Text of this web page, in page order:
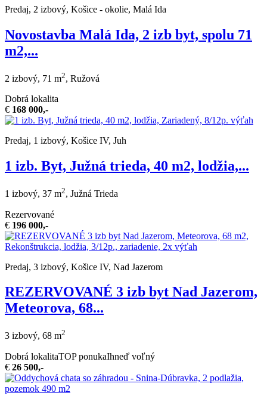
Predaj, 2 izbový, Košice - okolie, Malá Ida
Novostavba Malá Ida, 2 izb byt, spolu 71
m2,...
2 izbový, 71 m2, Ružová
Dobrá lokalita
€ 168 000,-
Predaj, 1 izbový, Košice IV, Juh
1 izb. Byt, Južná trieda, 40 m2, lodžia,...
1 izbový, 37 m2, Južná Trieda
Rezervované
€ 196 000,-
Predaj, 3 izbový, Košice IV, Nad Jazerom
REZERVOVANÉ 3 izb byt Nad Jazerom,
Meteorova, 68...
3 izbový, 68 m2
Dobrá lokalitaTOP ponukaIhneď voľný
€ 26 500,-